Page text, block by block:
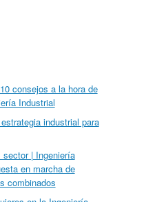
10 consejos a la hora de
Industrial
industrial para
| Ingeniería
en marcha de
combinados